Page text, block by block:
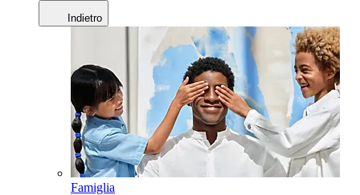
Indietro
Famiglia